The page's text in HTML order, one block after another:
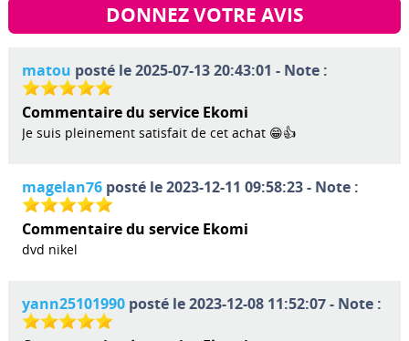
DONNEZ VOTRE AVIS
matou posté le 2025-07-13 20:43:01 - Note :
Commentaire du service Ekomi
Je suis pleinement satisfait de cet achat 😁👍
magelan76posté le 2023-12-11 09:58:23 - Note :
Commentaire du service Ekomi
dvd nikel
yann25101990posté le 2023-12-08 11:52:07 - Note :